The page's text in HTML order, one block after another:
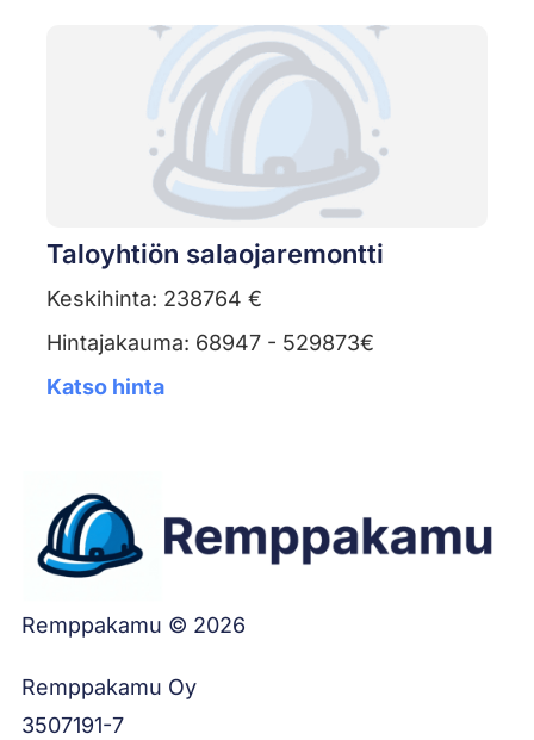
Taloyhtiön salaojaremontti
Keskihinta: 238764 €
Hintajakauma: 68947 - 529873€
Katso hinta
Remppakamu © 2026
Remppakamu Oy
3507191-7